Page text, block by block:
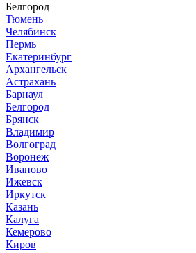
Белгород
Тюмень
Челябинск
Пермь
Екатеринбург
Архангельск
Астрахань
Барнаул
Белгород
Брянск
Владимир
Волгоград
Воронеж
Иваново
Ижевск
Иркутск
Казань
Калуга
Кемерово
Киров